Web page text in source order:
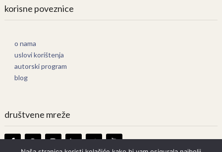
korisne poveznice
o nama
uslovi korištenja
autorski program
blog
društvene mreže